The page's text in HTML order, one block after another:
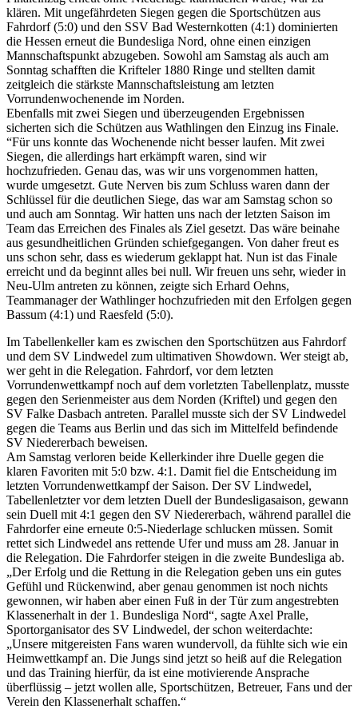
klären. Mit ungefährdeten Siegen gegen die Sportschützen aus
Fahrdorf (5:0) und den SSV Bad Westernkotten (4:1) dominierten
die Hessen erneut die Bundesliga Nord, ohne einen einzigen
Mannschaftspunkt abzugeben. Sowohl am Samstag als auch am
Sonntag schafften die Krifteler 1880 Ringe und stellten damit
zeitgleich die stärkste Mannschaftsleistung am letzten
Vorrundenwochenende im Norden.
Ebenfalls mit zwei Siegen und überzeugenden Ergebnissen
sicherten sich die Schützen aus Wathlingen den Einzug ins Finale.
“Für uns konnte das Wochenende nicht besser laufen. Mit zwei
Siegen, die allerdings hart erkämpft waren, sind wir
hochzufrieden. Genau das, was wir uns vorgenommen hatten,
wurde umgesetzt. Gute Nerven bis zum Schluss waren dann der
Schlüssel für die deutlichen Siege, das war am Samstag schon so
und auch am Sonntag. Wir hatten uns nach der letzten Saison im
Team das Erreichen des Finales als Ziel gesetzt. Das wäre beinahe
aus gesundheitlichen Gründen schiefgegangen. Von daher freut es
uns schon sehr, dass es wiederum geklappt hat. Nun ist das Finale
erreicht und da beginnt alles bei null. Wir freuen uns sehr, wieder in
Neu-Ulm antreten zu können, zeigte sich Erhard Oehns,
Teammanager der Wathlinger hochzufrieden mit den Erfolgen gegen
Bassum (4:1) und Raesfeld (5:0).
Im Tabellenkeller kam es zwischen den Sportschützen aus Fahrdorf
und dem SV Lindwedel zum ultimativen Showdown. Wer steigt ab,
wer geht in die Relegation. Fahrdorf, vor dem letzten
Vorrundenwettkampf noch auf dem vorletzten Tabellenplatz, musste
gegen den Serienmeister aus dem Norden (Kriftel) und gegen den
SV Falke Dasbach antreten. Parallel musste sich der SV Lindwedel
gegen die Teams aus Berlin und das sich im Mittelfeld befindende
SV Niedererbach beweisen.
Am Samstag verloren beide Kellerkinder ihre Duelle gegen die
klaren Favoriten mit 5:0 bzw. 4:1. Damit fiel die Entscheidung im
letzten Vorrundenwettkampf der Saison. Der SV Lindwedel,
Tabellenletzter vor dem letzten Duell der Bundesligasaison, gewann
sein Duell mit 4:1 gegen den SV Niedererbach, während parallel die
Fahrdorfer eine erneute 0:5-Niederlage schlucken müssen. Somit
rettet sich Lindwedel ans rettende Ufer und muss am 28. Januar in
die Relegation. Die Fahrdorfer steigen in die zweite Bundesliga ab.
„Der Erfolg und die Rettung in die Relegation geben uns ein gutes
Gefühl und Rückenwind, aber genau genommen ist noch nichts
gewonnen, wir haben aber einen Fuß in der Tür zum angestrebten
Klassenerhalt in der 1. Bundesliga Nord“, sagte Axel Pralle,
Sportorganisator des SV Lindwedel, der schon weiterdachte:
„Unsere mitgereisten Fans waren wundervoll, da fühlte sich wie ein
Heimwettkampf an. Die Jungs sind jetzt so heiß auf die Relegation
und das Training hierfür, da ist eine motivierende Ansprache
überflüssig – jetzt wollen alle, Sportschützen, Betreuer, Fans und der
Verein den Klassenerhalt schaffen.“